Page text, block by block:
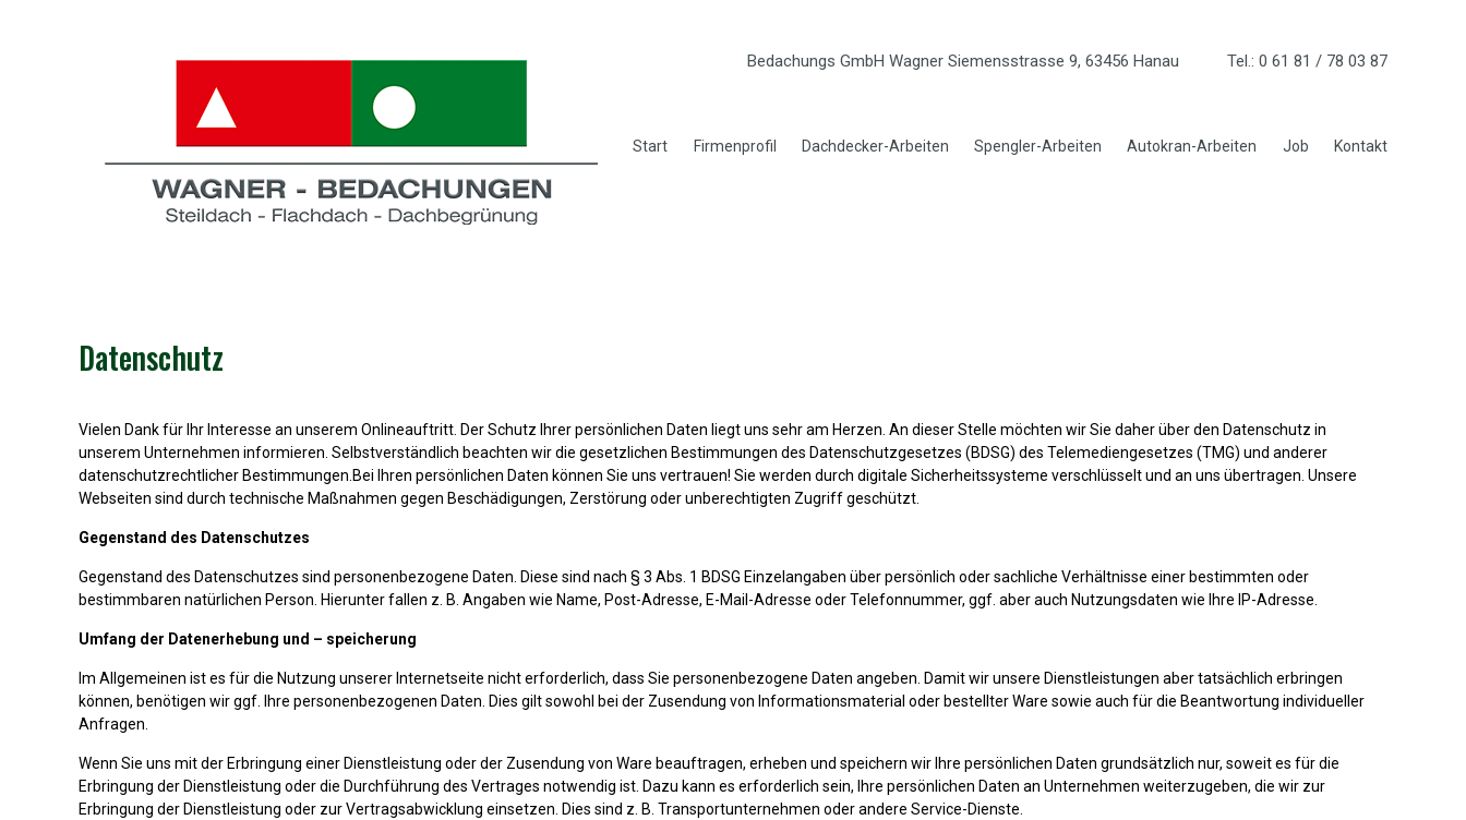
Bedachungs GmbH Wagner Siemensstrasse 9, 63456 Hanau Tel.: 0 61 81 / 78 03 87
Start Firmenprofil Dachdecker-Arbeiten Spengler-Arbeiten Autokran-Arbeiten Job Kontakt
Datenschutz
Vielen Dank für Ihr Interesse an unserem Onlineauftritt. Der Schutz Ihrer persönlichen Daten liegt uns sehr am Herzen. An dieser Stelle möchten wir Sie daher über den Datenschutz in
unserem Unternehmen informieren. Selbstverständlich beachten wir die gesetzlichen Bestimmungen des Datenschutzgesetzes (BDSG) des Telemediengesetzes (TMG) und anderer
datenschutzrechtlicher Bestimmungen.Bei Ihren persönlichen Daten können Sie uns vertrauen! Sie werden durch digitale Sicherheitssysteme verschlüsselt und an uns übertragen. Unsere
Webseiten sind durch technische Maßnahmen gegen Beschädigungen, Zerstörung oder unberechtigten Zugriff geschützt.
Gegenstand des Datenschutzes
Gegenstand des Datenschutzes sind personenbezogene Daten. Diese sind nach § 3 Abs. 1 BDSG Einzelangaben über persönlich oder sachliche Verhältnisse einer bestimmten oder
bestimmbaren natürlichen Person. Hierunter fallen z. B. Angaben wie Name, Post-Adresse, E-Mail-Adresse oder Telefonnummer, ggf. aber auch Nutzungsdaten wie Ihre IP-Adresse.
Umfang der Datenerhebung und – speicherung
Im Allgemeinen ist es für die Nutzung unserer Internetseite nicht erforderlich, dass Sie personenbezogene Daten angeben. Damit wir unsere Dienstleistungen aber tatsächlich erbringen
können, benötigen wir ggf. Ihre personenbezogenen Daten. Dies gilt sowohl bei der Zusendung von Informationsmaterial oder bestellter Ware sowie auch für die Beantwortung individueller
Anfragen.
Wenn Sie uns mit der Erbringung einer Dienstleistung oder der Zusendung von Ware beauftragen, erheben und speichern wir Ihre persönlichen Daten grundsätzlich nur, soweit es für die
Erbringung der Dienstleistung oder die Durchführung des Vertrages notwendig ist. Dazu kann es erforderlich sein, Ihre persönlichen Daten an Unternehmen weiterzugeben, die wir zur
Erbringung der Dienstleistung oder zur Vertragsabwicklung einsetzen. Dies sind z. B. Transportunternehmen oder andere Service-Dienste.